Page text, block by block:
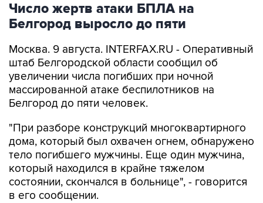
Число жертв атаки БПЛА на
Белгород выросло до пяти
Москва. 9 августа. INTERFAX.RU - Оперативный
штаб Белгородской области сообщил об
увеличении числа погибших при ночной
массированной атаке беспилотников на
Белгород до пяти человек.
"При разборе конструкций многоквартирного
дома, который был охвачен огнем, обнаружено
тело погибшего мужчины. Еще один мужчина,
который находился в крайне тяжелом
состоянии, скончался в больнице", - говорится
в его сообщении.